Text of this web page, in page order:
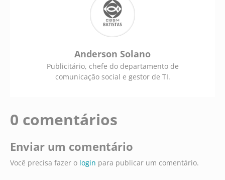
Publicitário, chefe do departamento de
comunicação social e gestor de TI.
Anderson Solano
0 comentários
Enviar um comentário
Você precisa fazer o login para publicar um comentário.